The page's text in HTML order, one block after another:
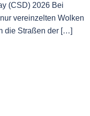
(CSD) 2026 Bei
vereinzelten Wolken
die Straßen der […]